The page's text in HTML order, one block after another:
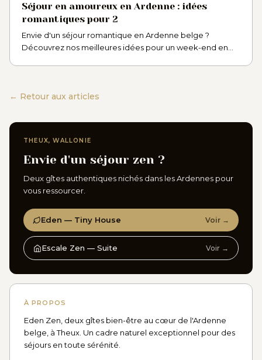
Séjour en amoureux en Ardenne : idées
romantiques pour 2
Envie d'un séjour romantique en Ardenne belge ?
Découvrez nos meilleures idées pour un week-end en
← Retour aux articles
THEUX, WALLONIE
Envie d'un séjour zen ?
Deux gîtes authentiques nichés dans les Ardennes pour
vous ressourcer.
Eden — Tiny House Voir →
Escale Zen — Suite Voir →
À PROPOS
Eden Zen, deux gîtes bien-être au cœur de l'Ardenne
belge, à Theux. Un cadre naturel exceptionnel pour des
séjours en toute sérénité.